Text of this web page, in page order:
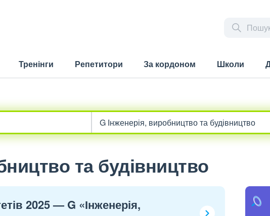
Тренінги Репетитори За кордоном Школи
та будівництво
2025 — G «Інженерія,